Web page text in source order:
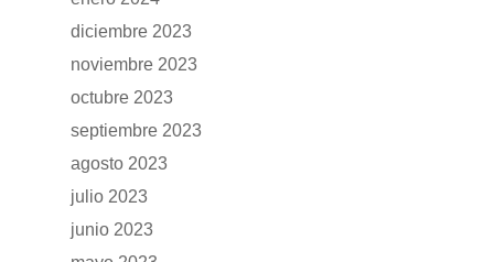
diciembre 2023
noviembre 2023
octubre 2023
septiembre 2023
agosto 2023
julio 2023
junio 2023